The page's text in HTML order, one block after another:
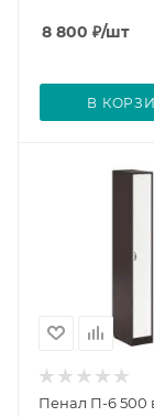
8 800 ₽/шт
В
Пенал П-6 500